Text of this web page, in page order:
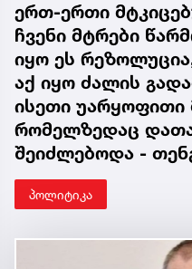
ერთ-ერთი
ჩვენი მტრები
იყო ეს
აქ იყო ძალის
ისეთი უარყოფითი
რომელზედაც
შეიძლებოდა -
პოლიტიკა